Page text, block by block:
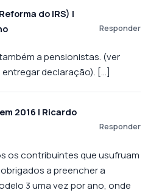
do IRS) |
Responder
a pensionistas. (ver
declaração). […]
2016 | Ricardo
Responder
os contribuintes que usufruam
a preencher a
3 uma vez por ano, onde